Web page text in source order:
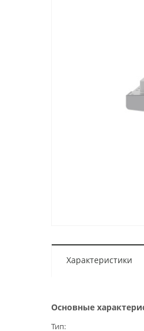
Характеристики
Основные
Тип